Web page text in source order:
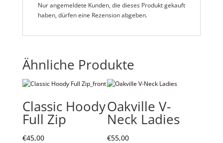
Nur angemeldete Kunden, die dieses Produkt gekauft
haben, dürfen eine Rezension abgeben.
Ähnliche Produkte
Classic Hoody
Full Zip
€45,00
Oakville V-
Neck Ladies
€55,00